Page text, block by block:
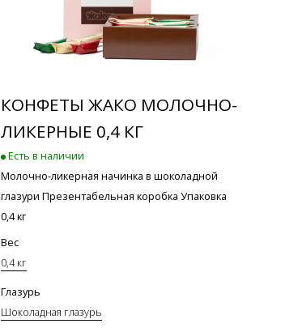
КОНФЕТЫ ЖАКО МОЛОЧНО-
ЛИКЕРНЫЕ 0,4 КГ
Есть в наличии
Молочно-ликерная начинка в шоколадной
глазури Презентабельная коробка Упаковка
0,4 кг
Вес
0,4 кг
Глазурь
Шоколадная глазурь